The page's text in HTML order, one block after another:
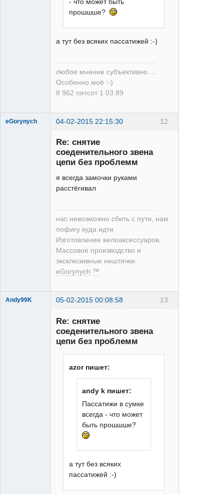
- что может быть
прошшше?
а тут без всяких пассатижей :-)
любое мнение субъективно....
Особенно моё :-)
8 962 пятсот 1 03 89
12
eGorynych 04-02-2015 22:15:30
Re: снятие
соеденительного звена
цепи без проблемм
я всегда замочки руками
расстёгивал
нас невозможно сбить с пути, нам
пофигу куда идти
Изготовление велоаксессуаров.
Массовое производство и
эксклюзивные ништячки.
eGorynych ™
13
Andy99K 05-02-2015 00:08:58
Re: снятие
соеденительного звена
цепи без проблемм
azor пишет:
andy k пишет:
Пассатижи в сумкe
всегда - что может
быть прошшше?
а тут без всяких
пассатижей :-)